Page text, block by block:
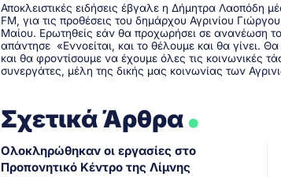
Αποκλειστικές ειδήσεις έβγαλε η Δήμητρα Λαοπόδη
FM, για τις προθέσεις του δημάρχου Αγρινίου
Μαίου. Ερωτηθείς εάν θα προχωρήσει σε ανανέωση
απάντησε «Εννοείται, και το θέλουμε και θα γίνει.
και θα φροντίσουμε να έχουμε όλες τις κοινωνικές
συνεργάτες, μέλη της δικής μας κοινωνίας των
Σχετικά Άρθρα.
Ολοκληρώθηκαν οι εργασίες στο
Προπονητικό Κέντρο της Λίμνης